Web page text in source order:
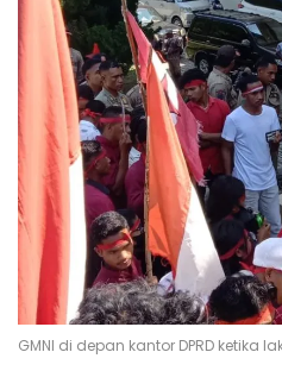
GMNI di depan kantor DPRD ketika